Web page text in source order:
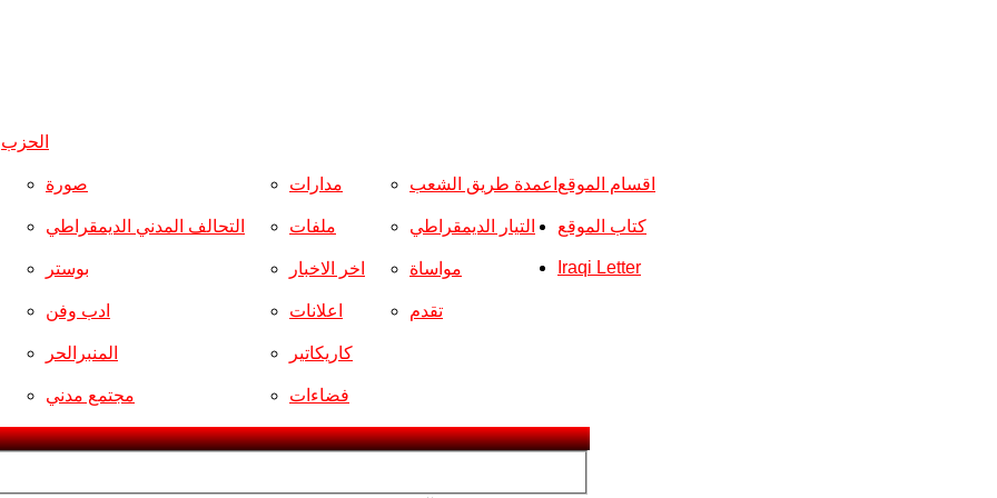
الحزب
اقسام الموقع صورة
التحالف المدني الديمقراطي
بوستر
ادب وفن
المنبرالحر
مجتمع مدني
مدارات
ملفات
اخر الاخبار
اعلانات
كاريكاتير
فضاءات
اعمدة طريق الشعب
التيار الديمقراطي
مواساة
تقدم
كتاب الموقع
Iraqi Letter